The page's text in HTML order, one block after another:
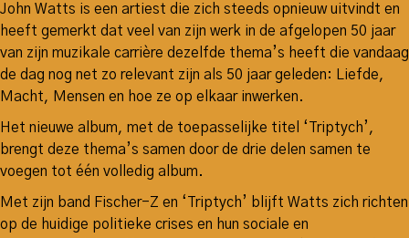
John Watts is een artiest die zich steeds opnieuw uitvindt en
heeft gemerkt dat veel van zijn werk in de afgelopen 50 jaar
van zijn muzikale carrière dezelfde thema’s heeft die vandaag
de dag nog net zo relevant zijn als 50 jaar geleden: Liefde,
Macht, Mensen en hoe ze op elkaar inwerken.
Het nieuwe album, met de toepasselijke titel ‘Triptych’,
brengt deze thema’s samen door de drie delen samen te
voegen tot één volledig album.
Met zijn band Fischer-Z en ‘Triptych’ blijft Watts zich richten
op de huidige politieke crises en hun sociale en